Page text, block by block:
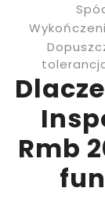
Rmb